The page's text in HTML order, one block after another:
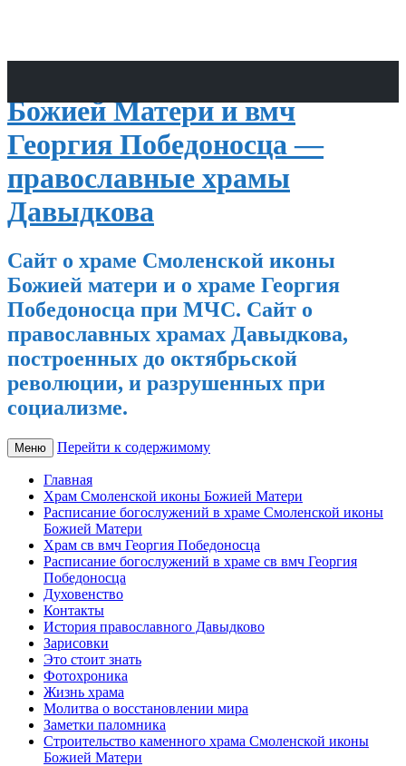
Божией Матери и вмч
Георгия Победоносца —
православные храмы
Давыдкова
Сайт о храме Смоленской иконы
Божией матери и о храме Георгия
Победоносца при МЧС. Сайт о
православных храмах Давыдкова,
построенных до октябрьской
революции, и разрушенных при
социализме.
Меню Перейти к содержимому
Главная
Храм Смоленской иконы Божией Матери
Расписание богослужений в храме Смоленской иконы
Божией Матери
Храм св вмч Георгия Победоносца
Расписание богослужений в храме св вмч Георгия
Победоносца
Духовенство
Контакты
История православного Давыдково
Зарисовки
Это стоит знать
Фотохроника
Жизнь храма
Молитва о восстановлении мира
Заметки паломника
Строительство каменного храма Смоленской иконы
Божией Матери